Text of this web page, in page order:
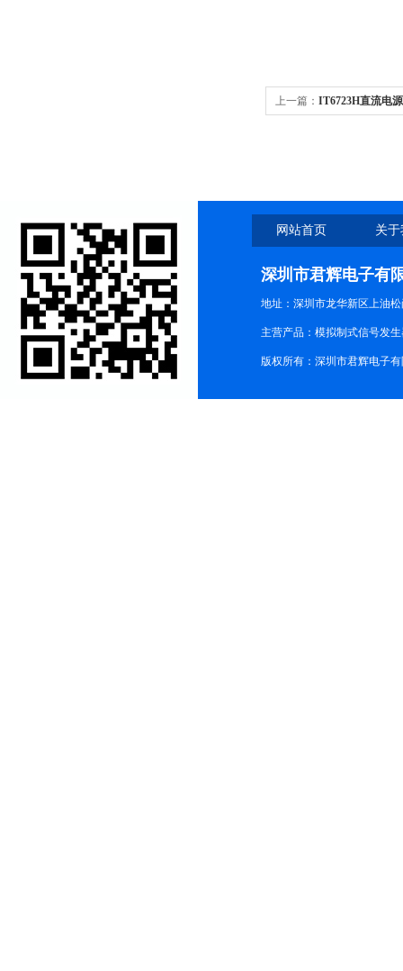
上一篇： IT6723H直流电
网站首页 关
深圳市君辉电子有
地址：深圳市龙华新区上油松
主营产品：模拟制式信号发
版权所有：深圳市君辉电子